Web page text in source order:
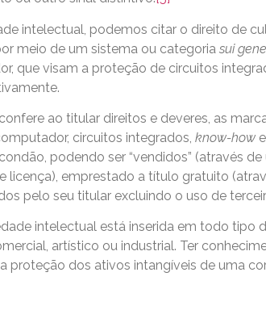
intelectual, podemos citar o direito de
meio de um sistema ou categoria sui
que visam a proteção de circuitos
ao titular direitos e deveres, as
circuitos integrados, know-how
podendo ser “vendidos” (através
licença), emprestado a título gratuito
pelo seu titular excluindo o uso de
intelectual está inserida em todo tipo
artístico ou industrial. Ter
proteção dos ativos intangíveis de uma